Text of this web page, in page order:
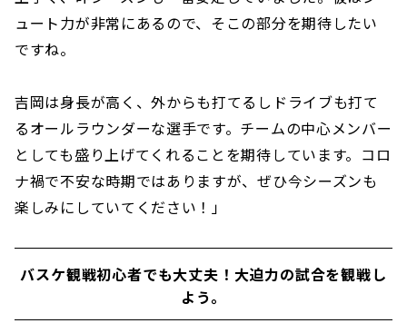
ュート力が非常にあるので、そこの部分を期待したい
ですね。
吉岡は身長が高く、外からも打てるしドライブも打て
るオールラウンダーな選手です。チームの中心メンバー
としても盛り上げてくれることを期待しています。コロ
ナ禍で不安な時期ではありますが、ぜひ今シーズンも
楽しみにしていてください！」
バスケ観戦初心者でも大丈夫！大迫力の試合を観戦し
よう。